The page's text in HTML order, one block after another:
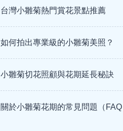
台灣小雛菊熱門賞花景點推薦
如何拍出專業級的小雛菊美照？
小雛菊切花照顧與花期延長秘訣
關於小雛菊花期的常見問題（FAQ